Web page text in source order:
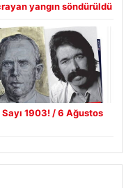
yangın söndürüldü
1903! / 6 Ağustos